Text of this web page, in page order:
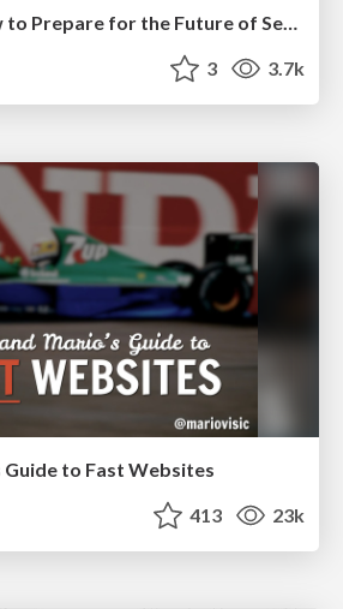
SEO in 2025: How to Prepare for the Future of Search
3 3.7k
to Fast Websites
413 23k